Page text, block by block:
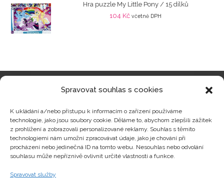
Spravovat souhlas s cookies
K ukládání a/nebo přístupu k informacím o zařízení používáme
technologie, jako jsou soubory cookie. Děláme to, abychom zlepšili zážitek
z prohlížení a zobrazovali personalizované reklamy. Souhlas s těmito
technologiemi nám umožní zpracovávat údaje, jako je chování při
procházení nebo jedinečná ID na tomto webu. Nesouhlas nebo odvolání
souhlasu může nepříznivě ovlivnit určité vlastnosti a funkce.
Spravovat služby
Hra puzzle My Little Pony / 15 dílků
104 Kč včetně DPH
Zajímavosti